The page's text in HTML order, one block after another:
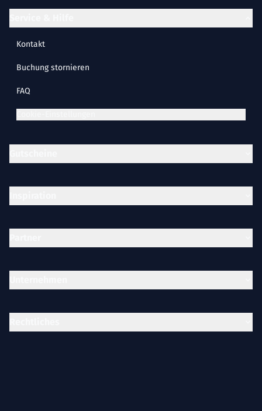
Kontakt
Buchung stornieren
FAQ